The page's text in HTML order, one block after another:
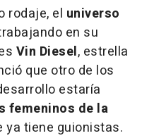
rodaje, el universo
en su
Vin Diesel, estrella
que otro de los
estaría
femeninos de la
ya tiene guionistas.